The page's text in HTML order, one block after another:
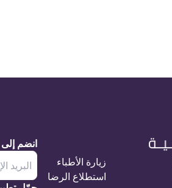
زيارة الأطباء
استطلاع الرضا
انضم إلى